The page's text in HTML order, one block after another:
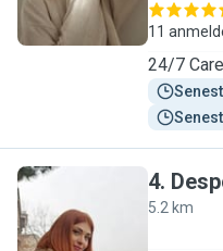
11
24/7
D
4.
5.2 km